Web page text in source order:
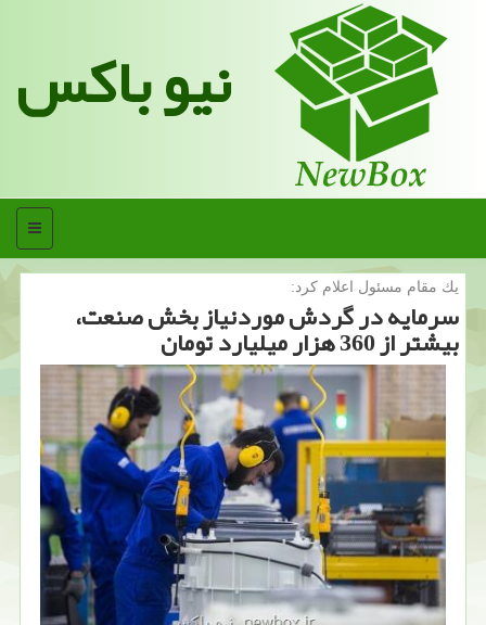
نیو باکس
منو
یك مقام مسئول اعلام كرد:
سرمایه در گردش موردنیاز بخش صنعت،
بیشتر از 360 هزار میلیارد تومان